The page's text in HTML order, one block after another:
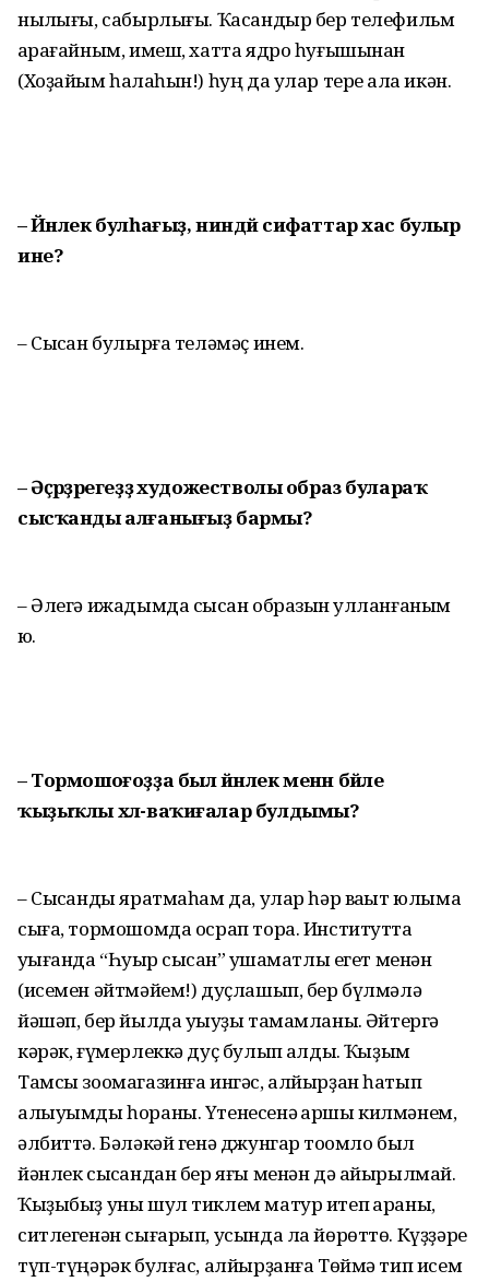
ныҡлығы, сабырлығы. Ҡасандыр бер телефильм
ҡарағайным, имеш, хатта ядро һуғышынан
(Хоҙайым һаҡлаһын!) һуң да улар тере ҡала икән.
– Йәнлек булһағыҙ, ниндәй сифаттар хас булыр
ине?
– Сысҡан булырға теләмәҫ инем.
– Әҫәрҙәрегеҙҙә художестволы образ булараҡ
сысҡанды алғанығыҙ бармы?
– Әлегә ижадымда сысҡан образын ҡулланғаным
юҡ.
– Тормошоғоҙҙа был йәнлек менән бәйле
ҡыҙыҡлы хәл-ваҡиғалар булдымы?
– Сысҡанды яратмаһам да, улар һәр ваҡыт юлыма
сыға, тормошомда осрап тора. Институтта
уҡығанда “Һуҡыр сысҡан” ҡушаматлы егет менән
(исемен әйтмәйем!) дуҫлашып, бер бүлмәлә
йәшәп, бер йылда уҡыуҙы тамамланыҡ. Әйтергә
кәрәк, ғүмерлеккә дуҫ булып ҡалдыҡ. Ҡыҙым
Тамсы зоомагазинға ингәс, алйырҙан һатып
алыуымды һораны. Үтенесенә ҡаршы килмәнем,
әлбиттә. Бәләкәй генә джунгар тоҡомло был
йәнлек сысҡандан бер яғы менән дә айырылмай.
Ҡыҙыбыҙ уны шул тиклем матур итеп ҡараны,
ситлегенән сығарып, усында ла йөрөттө. Күҙҙәре
түп-түңәрәк булғас, алйырҙанға Төймә тип исем